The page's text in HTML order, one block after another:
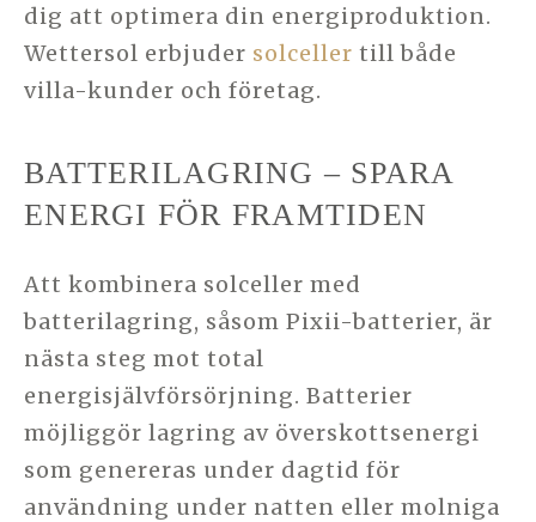
dig att optimera din energiproduktion.
Wettersol erbjuder solceller till både
villa-kunder och företag.
BATTERILAGRING – SPARA
ENERGI FÖR FRAMTIDEN
Att kombinera solceller med
batterilagring, såsom Pixii-batterier, är
nästa steg mot total
energisjälvförsörjning. Batterier
möjliggör lagring av överskottsenergi
som genereras under dagtid för
användning under natten eller molniga